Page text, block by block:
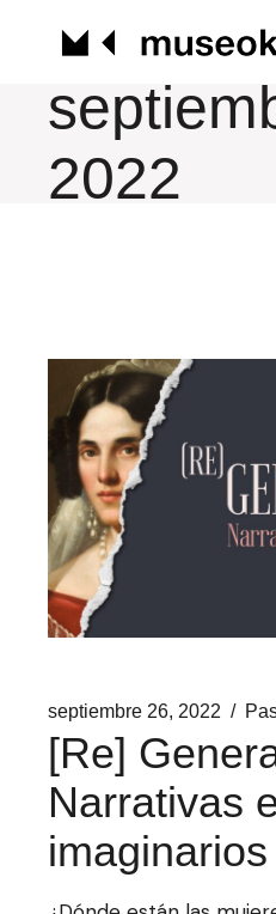
contenido
2022
septiembre 26, 2022
[Re]
Narrativas
imaginarios